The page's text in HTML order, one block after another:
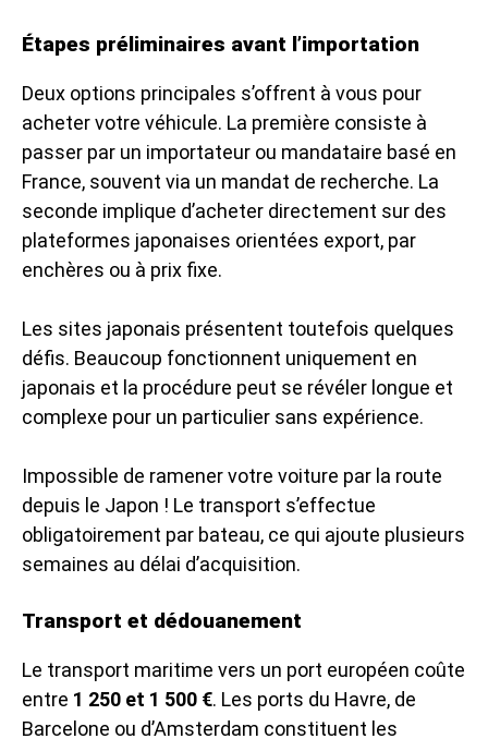
Étapes préliminaires avant l’importation
Deux options principales s’offrent à vous pour
acheter votre véhicule. La première consiste à
passer par un importateur ou mandataire basé en
France, souvent via un mandat de recherche. La
seconde implique d’acheter directement sur des
plateformes japonaises orientées export, par
enchères ou à prix fixe.
Les sites japonais présentent toutefois quelques
défis. Beaucoup fonctionnent uniquement en
japonais et la procédure peut se révéler longue et
complexe pour un particulier sans expérience.
Impossible de ramener votre voiture par la route
depuis le Japon ! Le transport s’effectue
obligatoirement par bateau, ce qui ajoute plusieurs
semaines au délai d’acquisition.
Transport et dédouanement
Le transport maritime vers un port européen coûte
entre 1 250 et 1 500 €. Les ports du Havre, de
Barcelone ou d’Amsterdam constituent les